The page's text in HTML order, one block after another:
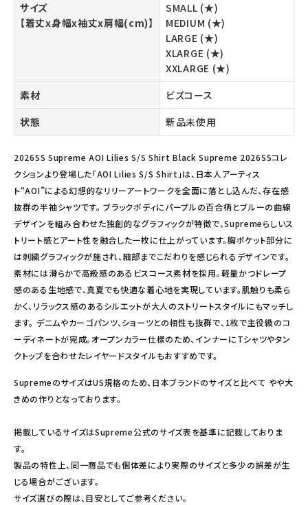
サイズ
【着丈x身幅x袖丈x肩幅(cm)】
SMALL (★)
MEDIUM (★)
LARGE (★)
XLARGE (★)
XXLARGE (★)
素材
ビズコース
状態
新品未使用
2026SS Supreme AOI Lilies S/S Shirt Black Supreme 2026SSコレ
クションより登場した「AOI Lilies S/S Shirt」は、日本人アーティス
ト“AOI”による幻想的なリリーアートワークを全面に落とし込んだ、存在感
抜群の半袖シャツです。 ブラックボディにパープルの百合柄とブルーの曲線
デザインを組み合わせた独創的なグラフィックが特徴で、Supremeらしいス
トリート感とアート性を融合した一枚に仕上がっています。胸ポケット部分に
は刺繍グラフィックが施され、細部までこだわりを感じられるデザインです。
素材には滑らかで高級感のあるビスコース素材を採用。軽量かつドレープ
感のある生地感で、真夏でも快適な着心地を実現しています。肌触りも柔ら
かく、リラックス感のあるシルエットが大人のストリートスタイルにもマッチし
ます。 デニムやカーゴパンツ、ショーツとの相性も抜群で、1枚で主役級のコ
ーディネートが完成。オープンカラー仕様のため、インナーにTシャツやタン
クトップを合わせたレイヤードスタイルもおすすめです。
SupremeのサイズはUS規格のため、日本ブランドのサイズと比べて やや大
きめの作りとなっております。
掲載しているサイズはSupreme公式のサイズ表を基準に記載しておりま
す。
製品の特性上、同一商品でも個体差により実際のサイズと多少の誤差が生
じる場合がございます。
サイズ選びの際は、目安としてご参考ください。